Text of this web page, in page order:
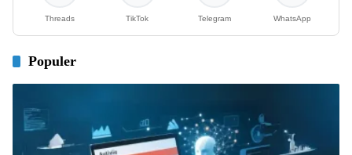
Threads TikTok Telegram WhatsApp
Populer